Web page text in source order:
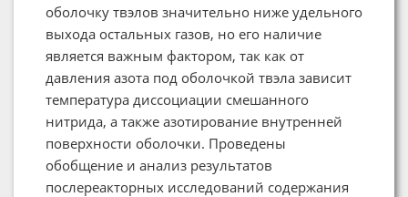
оболочку твэлов значительно ниже удельного
выхода остальных газов, но его наличие
является важным фактором, так как от
давления азота под оболочкой твэла зависит
температура диссоциации смешанного
нитрида, а также азотирование внутренней
поверхности оболочки. Проведены
обобщение и анализ результатов
послереакторных исследований содержания